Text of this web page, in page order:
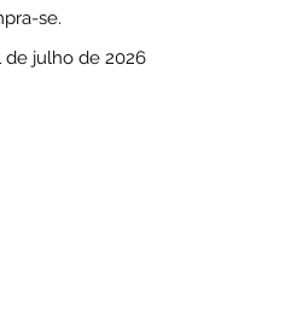
se.
de julho de 2026